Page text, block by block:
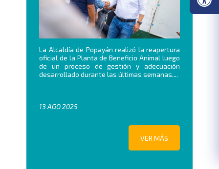
La Alcaldía de Popayán realizó la reapertura
oficial de la Planta de Beneficio Animal luego
de un proceso de gestión y adecuación
desarrollado durante las últimas semanas....
13 AGO 2025
VER MÁS